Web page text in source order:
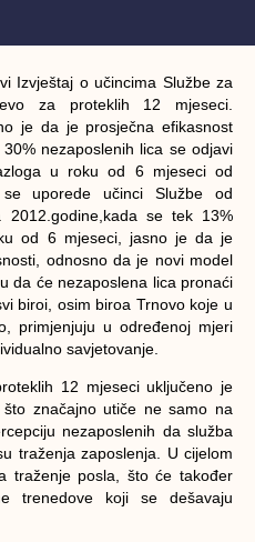
Izvještaj o učincima Službe za
za proteklih 12 mjeseci.
je da je prosječna efikasnost
nezaposlenih lica se odjavi
u roku od 6 mjeseci od
uporede učinci Službe od
2012.godine,kada se tek 13%
od 6 mjeseci, jasno je da je
odnosno da je novi model
da će nezaposlena lica pronaći
biroi, osim biroa Trnovo koje u
primjenjuju u određenoj mjeri
savjetovanje.
12 mjeseci uključeno je
značajno utiče ne samo na
nezaposlenih da služba
traženja zaposlenja. U cijelom
traženje posla, što će također
trenedove koji se dešavaju